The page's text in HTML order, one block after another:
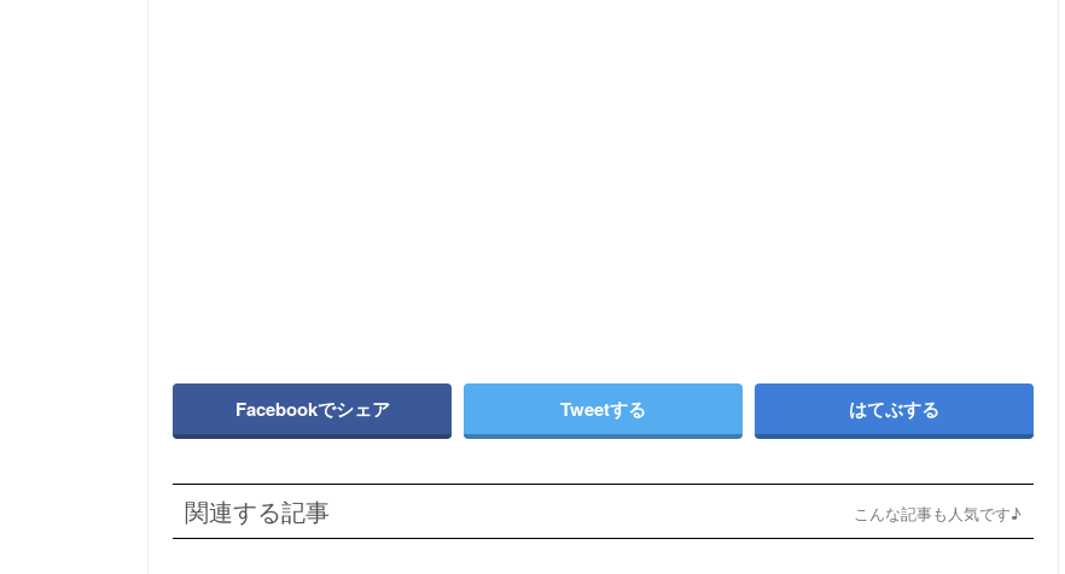
Facebookでシェア Tweetする はてぶする
関連する記事 こんな記事も人気です♪